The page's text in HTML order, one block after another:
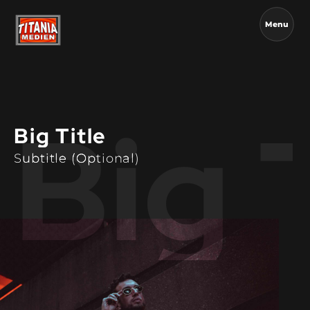
Menu
Big Title
Subtitle (Optional)
Big